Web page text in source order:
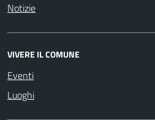
Notizie
VIVERE IL COMUNE
Eventi
Luoghi